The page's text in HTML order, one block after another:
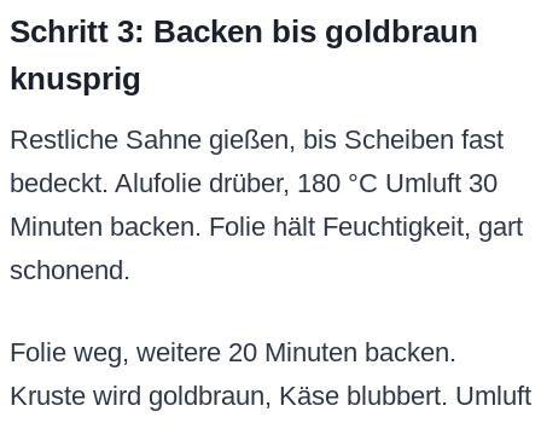
Schritt 3: Backen bis goldbraun
knusprig
Restliche Sahne gießen, bis Scheiben fast
bedeckt. Alufolie drüber, 180 °C Umluft 30
Minuten backen. Folie hält Feuchtigkeit, gart
schonend.
Folie weg, weitere 20 Minuten backen.
Kruste wird goldbraun, Käse blubbert. Umluft